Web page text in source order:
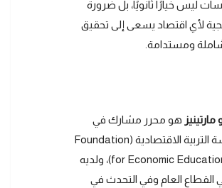
ليس خيارًا ثانويًا، بل ضرورة
لأي اقتصاد يسعى إلى تحقيق
ومستدامة.
هو محرر مشارك في
مؤسسة التربية الاقتصادية (Foundation
for Economic Education, FEE)، ولديه
القطاع العام وفي التحدث في